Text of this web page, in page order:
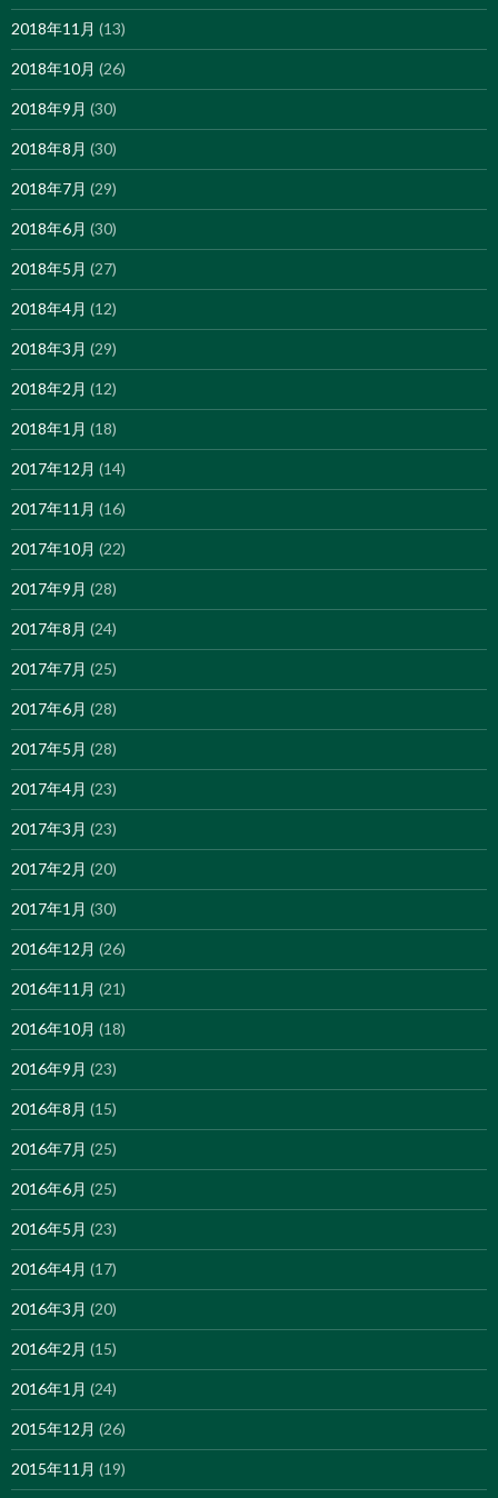
2018年11月 (13)
2018年10月 (26)
2018年9月 (30)
2018年8月 (30)
2018年7月 (29)
2018年6月 (30)
2018年5月 (27)
2018年4月 (12)
2018年3月 (29)
2018年2月 (12)
2018年1月 (18)
2017年12月 (14)
2017年11月 (16)
2017年10月 (22)
2017年9月 (28)
2017年8月 (24)
2017年7月 (25)
2017年6月 (28)
2017年5月 (28)
2017年4月 (23)
2017年3月 (23)
2017年2月 (20)
2017年1月 (30)
2016年12月 (26)
2016年11月 (21)
2016年10月 (18)
2016年9月 (23)
2016年8月 (15)
2016年7月 (25)
2016年6月 (25)
2016年5月 (23)
2016年4月 (17)
2016年3月 (20)
2016年2月 (15)
2016年1月 (24)
2015年12月 (26)
2015年11月 (19)